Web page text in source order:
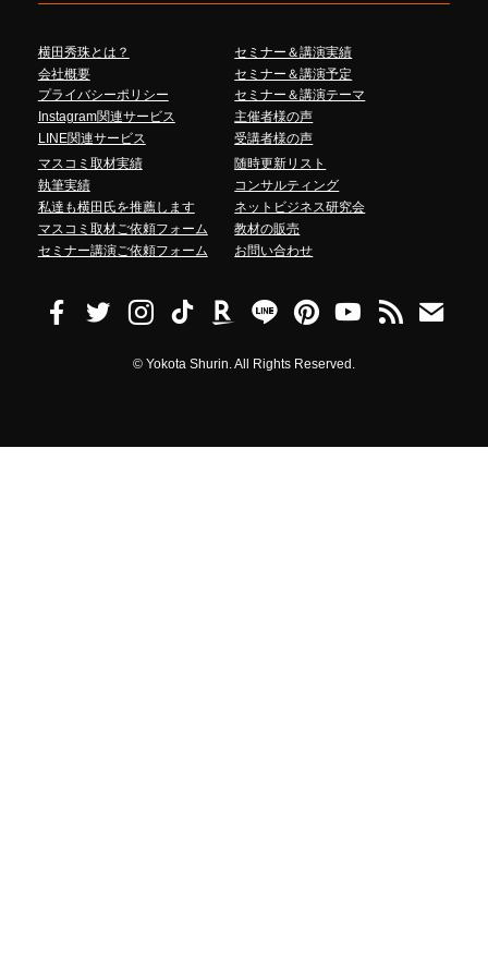
横田秀珠とは？
会社概要
プライバシーポリシー
Instagram関連サービス
LINE関連サービス
セミナー＆講演実績
セミナー＆講演予定
セミナー＆講演テーマ
主催者様の声
受講者様の声
マスコミ取材実績
執筆実績
私達も横田氏を推薦します
マスコミ取材ご依頼フォーム
セミナー講演ご依頼フォーム
随時更新リスト
コンサルティング
ネットビジネス研究会
教材の販売
お問い合わせ
© Yokota Shurin. All Rights Reserved.